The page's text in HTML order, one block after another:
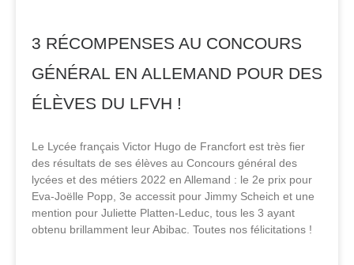
3 RÉCOMPENSES AU CONCOURS
GÉNÉRAL EN ALLEMAND POUR DES
ÉLÈVES DU LFVH !
Le Lycée français Victor Hugo de Francfort est très fier
des résultats de ses élèves au Concours général des
lycées et des métiers 2022 en Allemand : le 2e prix pour
Eva-Joëlle Popp, 3e accessit pour Jimmy Scheich et une
mention pour Juliette Platten-Leduc, tous les 3 ayant
obtenu brillamment leur Abibac. Toutes nos félicitations !